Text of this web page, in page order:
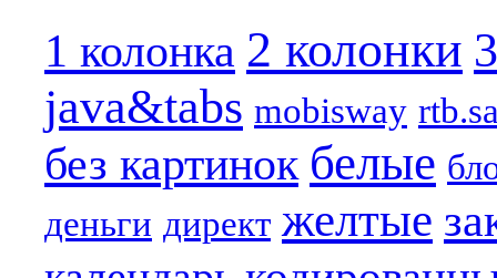
1 колонка 2 колонки
java&tabs mobisway
без картинок белые
деньги директ желтые